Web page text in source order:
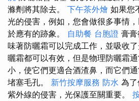
滌劑將其除去。 下午茶外燴 如果您
光的侵害，例如，您會做很多事情
於應有的跡象。 自助餐 台胞證 膏
味著防曬霜可以完成工作，並吸收
曬霜都可以有效，但是物理防曬霜
小，使它們更適合酒渣鼻，而它們
堵塞毛孔。 新竹按摩服務 防水 為
紫外線的侵害，光保護至關重要。